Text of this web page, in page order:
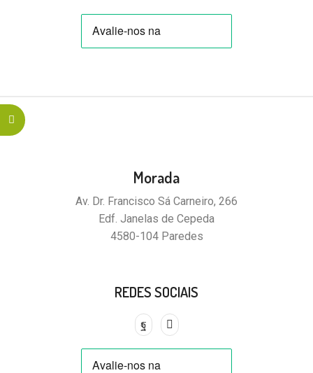
Morada
Av. Dr. Francisco Sá Carneiro, 266
Edf. Janelas de Cepeda
4580-104 Paredes
REDES SOCIAIS